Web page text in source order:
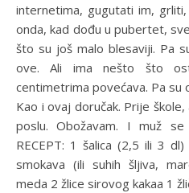
internetima, gugutati im,
onda, kad dođu u pubertet,
što su još malo blesaviji. Pa
ove. Ali ima nešto što
centimetrima povećava. Pa su
Kao i ovaj doručak. Prije
poslu. Obožavam. I muž
RECEPT: 1 šalica (2,5 ili 3
smokava (ili suhih šljiva,
meda 2 žlice sirovog kakaa 1